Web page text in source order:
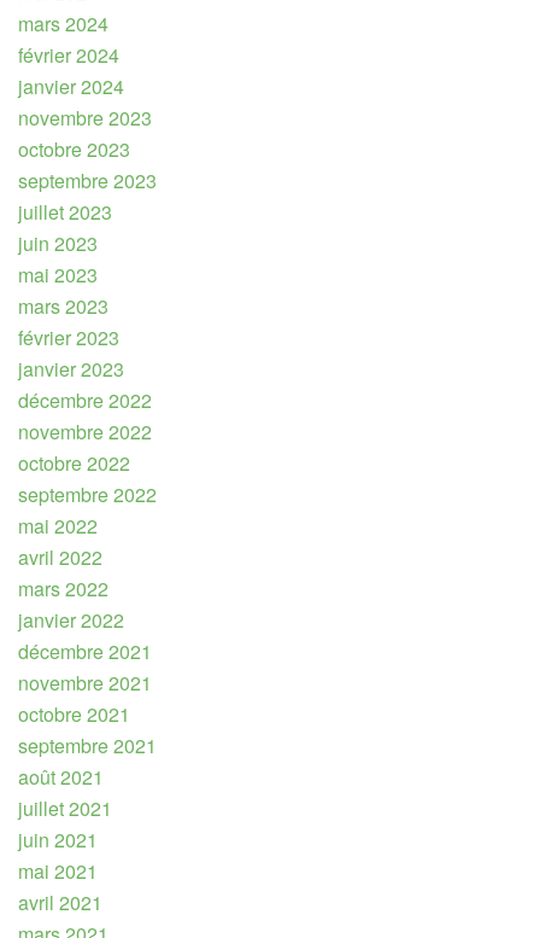
mars 2024
février 2024
janvier 2024
novembre 2023
octobre 2023
septembre 2023
juillet 2023
juin 2023
mai 2023
mars 2023
février 2023
janvier 2023
décembre 2022
novembre 2022
octobre 2022
septembre 2022
mai 2022
avril 2022
mars 2022
janvier 2022
décembre 2021
novembre 2021
octobre 2021
septembre 2021
août 2021
juillet 2021
juin 2021
mai 2021
avril 2021